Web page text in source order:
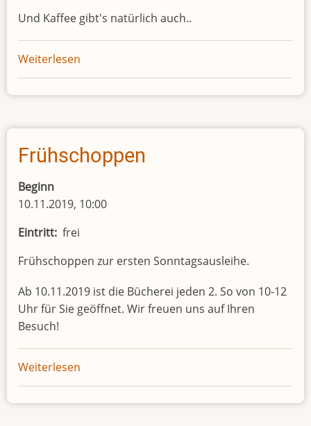
Und Kaffee gibt's natürlich auch..
Weiterlesen
Adventscafé
Frühschoppen
Beginn
10.11.2019, 10:00
Eintritt frei
Frühschoppen zur ersten Sonntagsausleihe.
Ab 10.11.2019 ist die Bücherei jeden 2. So von 10-12
Uhr für Sie geöffnet. Wir freuen uns auf Ihren
Besuch!
Weiterlesen
Frühschoppen